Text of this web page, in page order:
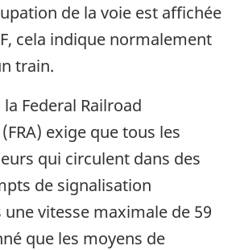
de la voie est affichée
cela indique normalement
train.
Federal Railroad
exige que tous les
qui circulent dans des
de signalisation
vitesse maximale de 59
que les moyens de